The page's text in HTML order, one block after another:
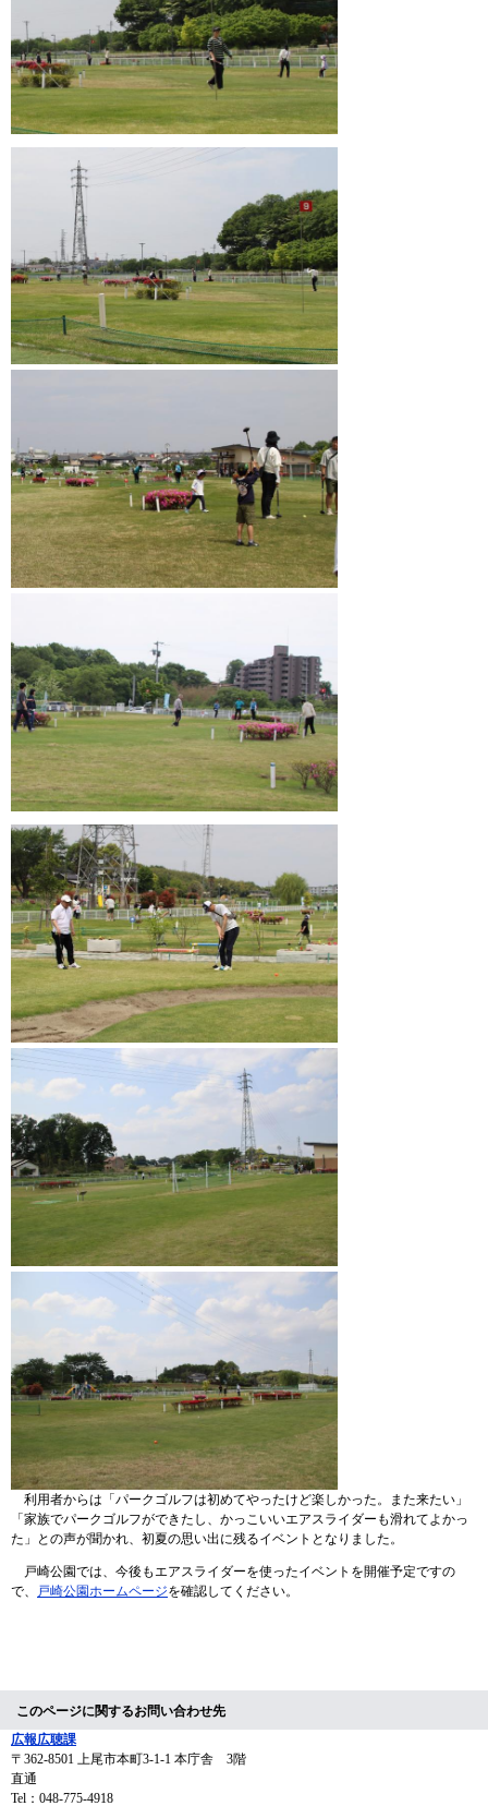
利用者からは「パークゴルフは初めてやったけど楽しかった。また来たい」
「家族でパークゴルフができたし、かっこいいエアスライダーも滑れてよかっ
た」との声が聞かれ、初夏の思い出に残るイベントとなりました。
戸崎公園では、今後もエアスライダーを使ったイベントを開催予定ですの
で、
戸崎公園ホームページを確認してください。
このページに関するお問い合わせ先
広報広聴課
〒362-8501
上尾市本町3-1-1 本庁舎 3階
直通
Tel：048-775-4918